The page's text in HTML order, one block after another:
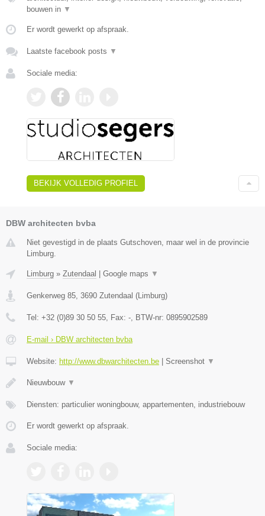
bouwen in ▼
Er wordt gewerkt op afspraak.
Laatste facebook posts ▼
Sociale media:
BEKIJK VOLLEDIG PROFIEL
DBW architecten bvba
Niet gevestigd in de plaats Gutschoven, maar wel in de provincie
Limburg.
Limburg » Zutendaal Google maps ▼
Genkerweg 85, 3690 Zutendaal (Limburg)
Tel: +32 (0)89 30 50 55, Fax: -, BTW-nr: 0895902589
E-mail › DBW architecten bvba
Website: http://www.dbwarchitecten.be Screenshot ▼
Nieuwbouw ▼
Diensten: particulier woningbouw, appartementen, industriebouw
Er wordt gewerkt op afspraak.
Sociale media: